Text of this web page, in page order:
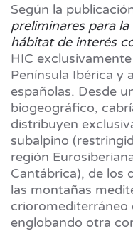
Según la
preliminares para
hábitat de interés
HIC
Península Ibérica y
españolas. Desde
biogeográfico,
distribuyen
subalpino
región
Cantábrica), de los
las montañas
crioromediterráneo
englobando otra